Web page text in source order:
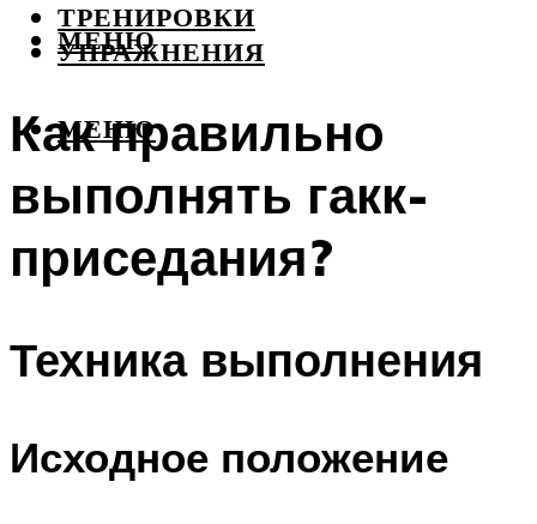
ТРЕНИРОВКИ
УПРАЖНЕНИЯ
МЕНЮ
МЕНЮ
Как правильно
выполнять гакк-
приседания?
Техника выполнения
Исходное положение